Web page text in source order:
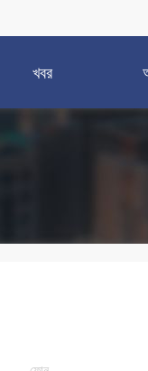
খবর